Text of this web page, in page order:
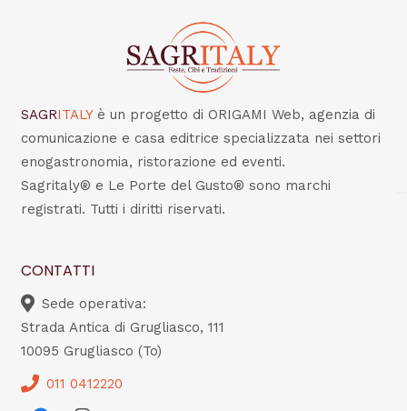
SAGRITALY è un progetto di ORIGAMI Web, agenzia di
comunicazione e casa editrice specializzata nei settori
enogastronomia, ristorazione ed eventi.
Sagritaly® e Le Porte del Gusto® sono marchi
registrati. Tutti i diritti riservati.
CONTATTI
Sede operativa:
Strada Antica di Grugliasco, 111
10095 Grugliasco (To)
011 0412220